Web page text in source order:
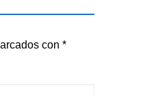
con *